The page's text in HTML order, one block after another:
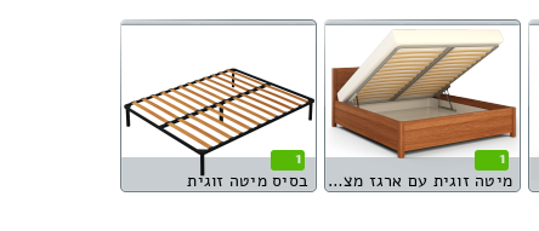
1
מיטה זוגית עם ארגז מצעים
1
בסיס מיטה זוגית